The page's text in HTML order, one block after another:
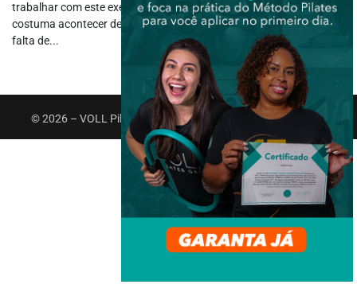
trabalhar com este exercício tão polêmico, esse comportamento
costuma acontecer devido a alguns mitos sobre agachamento. A
falta de...
© 2026 – VOLL Pilates Group. Todos os direitos reservados.